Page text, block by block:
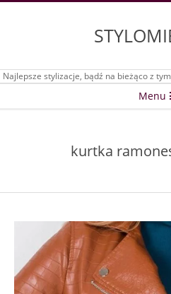
Najlepsze stylizacje, bądź na bieżąco z
Menu
kurtka